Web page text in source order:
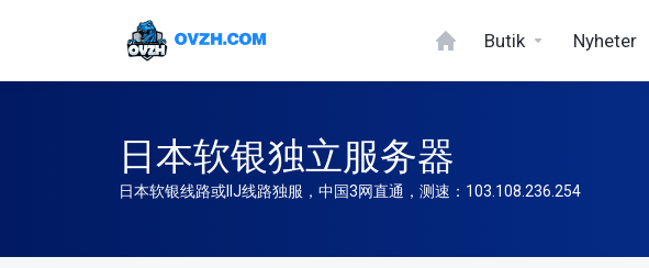
Butik Nyheter
日本软银独立服务器
日本软银线路或IIJ线路独服，中国3网直通，测速：103.108.236.254